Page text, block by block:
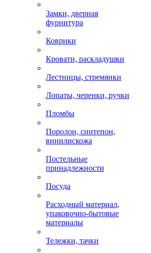
Замки, дверная
фурнитура
Коврики
Кровати, раскладушки
Лестницы, стремянки
Лопаты, черенки, ручки
Пломбы
Поролон, синтепон,
винилискожа
Постельные
принадлежности
Посуда
Расходный материал,
упаковочно-бытовые
материалы
Тележки, тачки